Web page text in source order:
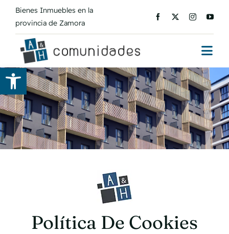
Abrir barra de herramientas
Saltar
contenido
Bienes Inmuebles en la
provincia de Zamora
Inicio
Nosotros
Servicios
Solicitar presupuesto
Política De Cookies